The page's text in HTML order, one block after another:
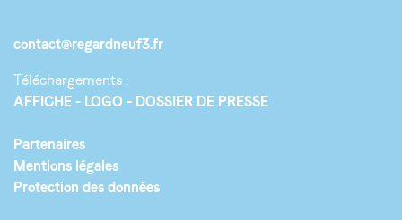
contact@regardneuf3.fr
Téléchargements :
AFFICHE
LOGO DOSSIER DE PRESSE
Partenaires
Mentions légales
Protection des données